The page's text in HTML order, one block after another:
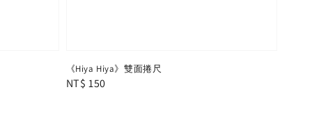
《Hiya Hiya》雙面捲尺
Regular
NT$ 150